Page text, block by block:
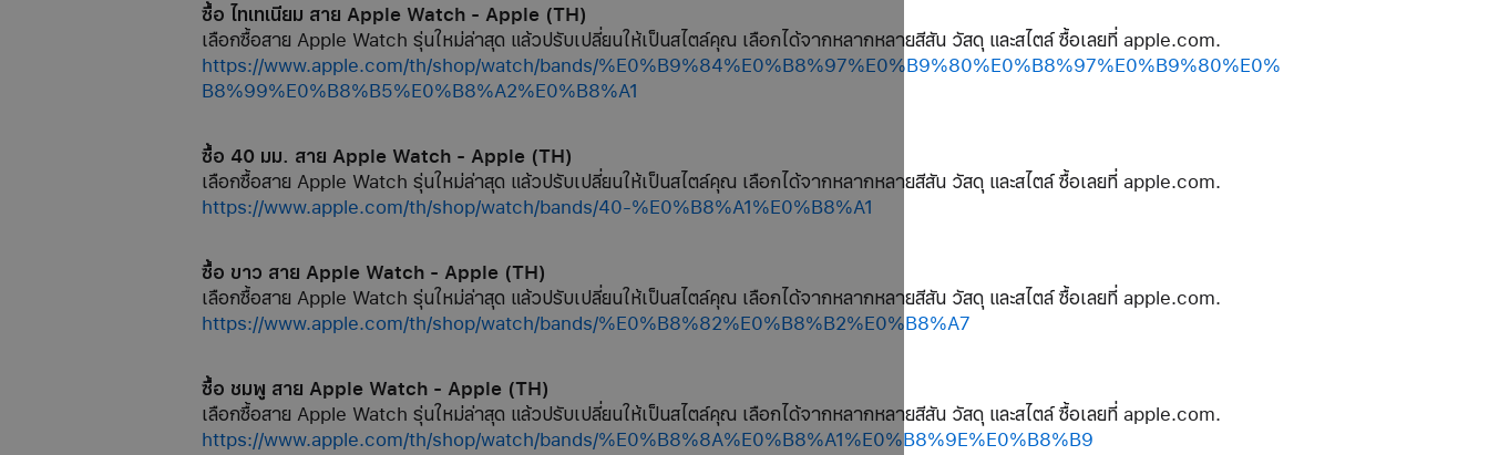
ซื้อ ไทเทเนียม สาย Apple Watch - Apple (TH)
เลือกซื้อสาย Apple Watch รุ่นใหม่ล่าสุด แล้วปรับเปลี่ยนให้เป็นสไตล์คุณ เลือกได้จากหลากหลายสีสัน วัสดุ และสไตล์ ซื้อเลยที่ apple.com.
https://www.apple.com/th/shop/watch/bands/%E0%B9%84%E0%B8%97%E0%B9%80%E0%B8%97%E0%B9%80%E0%
B8%99%E0%B8%B5%E0%B8%A2%E0%B8%A1
ซื้อ 40 มม. สาย Apple Watch - Apple (TH)
เลือกซื้อสาย Apple Watch รุ่นใหม่ล่าสุด แล้วปรับเปลี่ยนให้เป็นสไตล์คุณ เลือกได้จากหลากหลายสีสัน วัสดุ และสไตล์ ซื้อเลยที่ apple.com.
https://www.apple.com/th/shop/watch/bands/40-%E0%B8%A1%E0%B8%A1
ซื้อ ขาว สาย Apple Watch - Apple (TH)
เลือกซื้อสาย Apple Watch รุ่นใหม่ล่าสุด แล้วปรับเปลี่ยนให้เป็นสไตล์คุณ เลือกได้จากหลากหลายสีสัน วัสดุ และสไตล์ ซื้อเลยที่ apple.com.
https://www.apple.com/th/shop/watch/bands/%E0%B8%82%E0%B8%B2%E0%B8%A7
ซื้อ ชมพู สาย Apple Watch - Apple (TH)
เลือกซื้อสาย Apple Watch รุ่นใหม่ล่าสุด แล้วปรับเปลี่ยนให้เป็นสไตล์คุณ เลือกได้จากหลากหลายสีสัน วัสดุ และสไตล์ ซื้อเลยที่ apple.com.
https://www.apple.com/th/shop/watch/bands/%E0%B8%8A%E0%B8%A1%E0%B8%9E%E0%B8%B9